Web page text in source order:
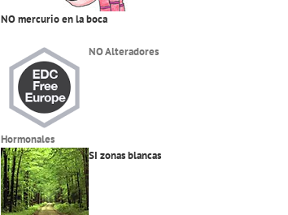
NO mercurio en la boca
NO Alteradores
Hormonales
SI zonas blancas